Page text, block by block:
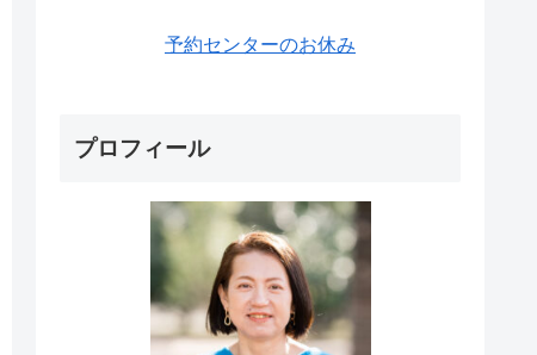
予約センターのお休み
プロフィール